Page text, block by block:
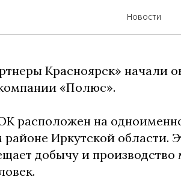
Новости
нового
Красноярск» начали
«Полюс».
расположен на
Иркутской области.
добычу и